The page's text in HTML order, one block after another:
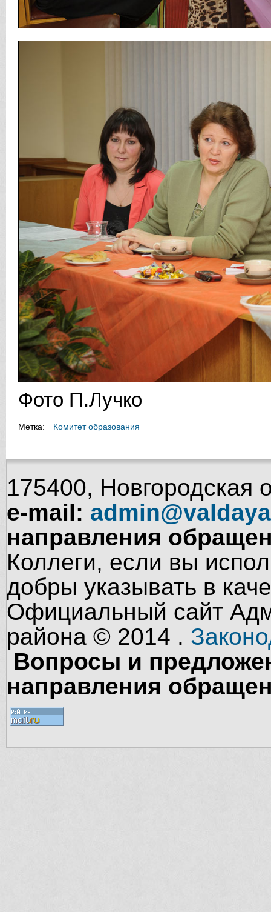
Фото П.Лучко
Метка: Комитет образования
175400, Новгородская
e-mail:
направления
Коллеги, если вы
добры указывать в
Официальный сайт
района © 2014 .
Вопросы и
направления